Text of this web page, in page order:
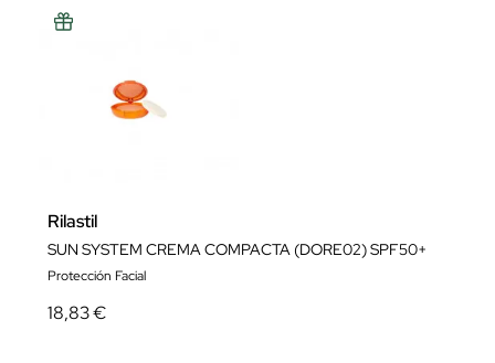
Rilastil
SUN SYSTEM CREMA COMPACTA (DORE02) SPF50+
Protección Facial
18,83 €